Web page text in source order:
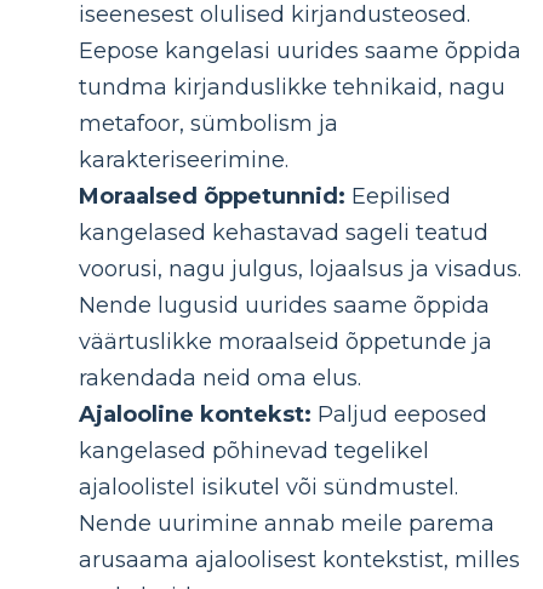
iseenesest olulised kirjandusteosed.
Eepose kangelasi uurides saame õppida
tundma kirjanduslikke tehnikaid, nagu
metafoor, sümbolism ja
karakteriseerimine.
Moraalsed õppetunnid: Eepilised
kangelased kehastavad sageli teatud
voorusi, nagu julgus, lojaalsus ja visadus.
Nende lugusid uurides saame õppida
väärtuslikke moraalseid õppetunde ja
rakendada neid oma elus.
Ajalooline kontekst: Paljud eeposed
kangelased põhinevad tegelikel
ajaloolistel isikutel või sündmustel.
Nende uurimine annab meile parema
arusaama ajaloolisest kontekstist, milles